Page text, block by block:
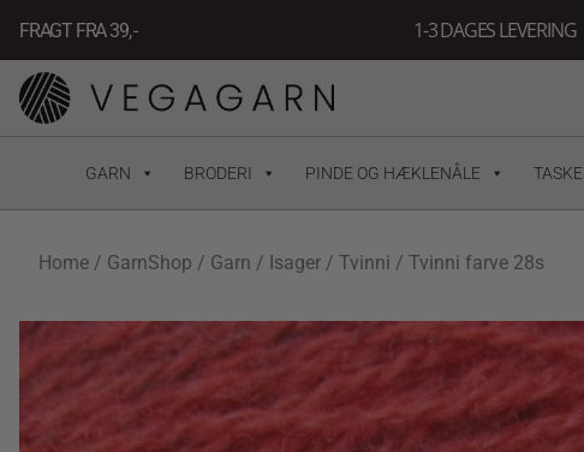
indholdet
FRAGT FRA 39, - 1-3 DAGES LEVERING
GARN BRODERI PINDE OG HÆKLENÅLE
Home / GarnShop / Garn / Isager / Tvinni / Tvinni farve 28s